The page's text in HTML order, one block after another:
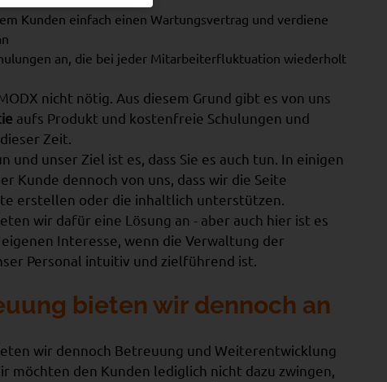
Kunden einfach einen Wartungsvertrag und verdiene
an, die bei jeder Mitarbeiterfluktuation wiederholt
nicht nötig. Aus diesem Grund gibt es von uns
aufs Produkt und kostenfreie Schulungen und
Zeit.
und unser Ziel ist es, dass Sie es auch tun. In einigen
Kunde dennoch von uns, dass wir die Seite
erstellen oder die inhaltlich unterstützen.
wir dafür eine Lösung an - aber auch hier ist es
Interesse, wenn die Verwaltung der
Personal intuitiv und zielführend ist.
bieten wir dennoch an
wir dennoch Betreuung und Weiterentwicklung
möchten den Kunden lediglich nicht dazu zwingen,